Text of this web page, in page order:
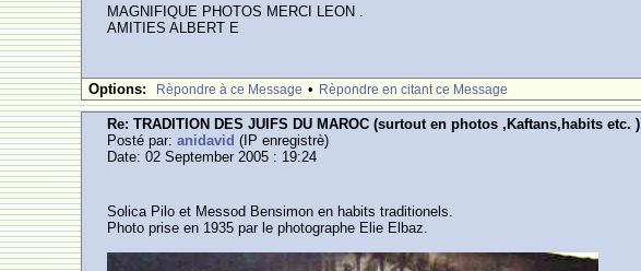
MAGNIFIQUE PHOTOS MERCI LEON .
AMITIES ALBERT E
Options: Rèpondre à ce Message • Rèpondre en citant ce Message
Re: TRADITION DES JUIFS DU MAROC (surtout en photos ,Kaftans,habits etc. )
Posté par:anidavid (IP enregistrè)
Date: 02 September 2005 : 19:24
Solica Pilo et Messod Bensimon en habits traditionels.
Photo prise en 1935 par le photographe Elie Elbaz.